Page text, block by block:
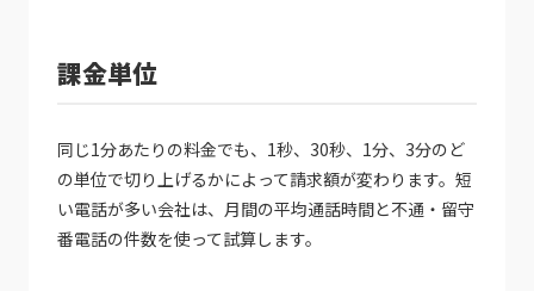
課金単位
同じ1分あたりの料金でも、1秒、30秒、1分、3分のど
の単位で切り上げるかによって請求額が変わります。短
い電話が多い会社は、月間の平均通話時間と不通・留守
番電話の件数を使って試算します。